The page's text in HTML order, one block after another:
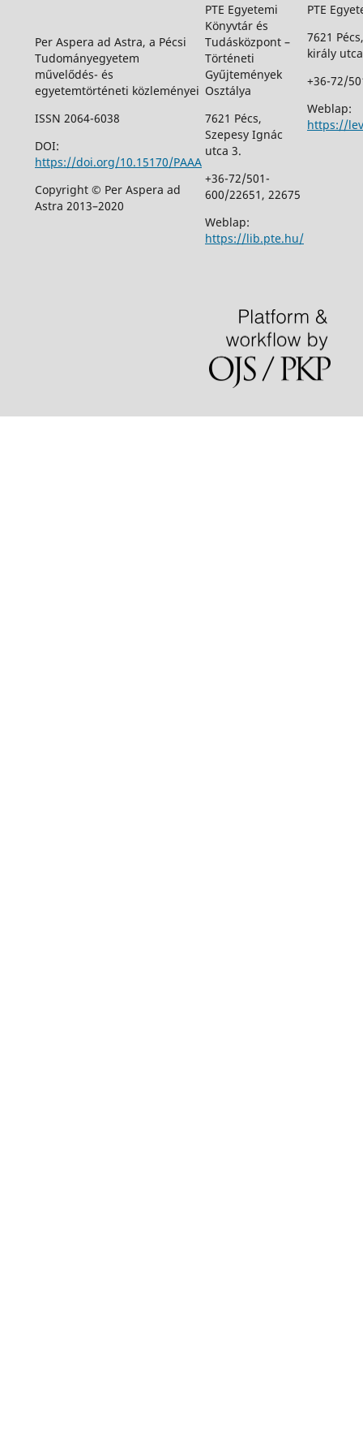
Per Aspera ad Astra, a Pécsi
Tudományegyetem
művelődés- és
egyetemtörténeti közleményei
ISSN 2064-6038
DOI:
https://doi.org/10.15170/PAAA
Copyright © Per Aspera ad
Astra 2013–2020
PTE Egyetemi
Könyvtár és
Tudásközpont –
Történeti
Gyűjtemények
Osztálya
7621 Pécs,
Szepesy Ignác
utca 3.
+36-72/501-
600/22651, 22675
Weblap:
https://lib.pte.hu/
PTE
7621
király
+36-72/
Weblap:
https://